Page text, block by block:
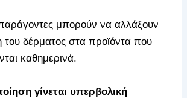
παράγοντες μπορούν να αλλάξουν
του δέρματος στα προϊόντα που
καθημερινά.
γίνεται υπερβολική